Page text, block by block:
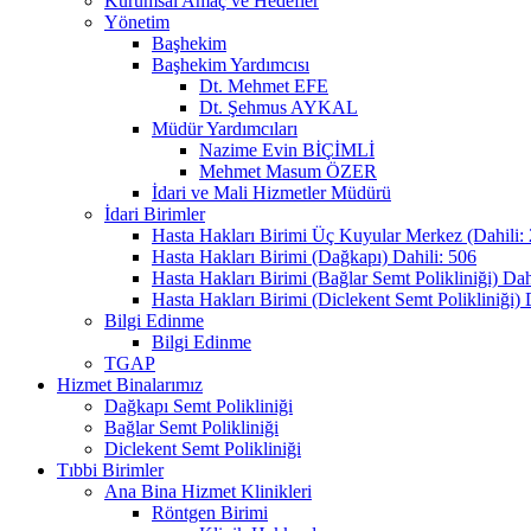
Yönetim
Başhekim
Başhekim Yardımcısı
Dt. Mehmet EFE
Dt. Şehmus AYKAL
Müdür Yardımcıları
Nazime Evin BİÇİMLİ
Mehmet Masum ÖZER
İdari ve Mali Hizmetler Müdürü
İdari Birimler
Hasta Hakları Birimi Üç Kuyular Merkez (Dahili:
Hasta Hakları Birimi (Dağkapı) Dahili: 506
Hasta Hakları Birimi (Bağlar Semt Polikliniği)
Hasta Hakları Birimi (Diclekent Semt Polikliniği)
Bilgi Edinme
Bilgi Edinme
TGAP
Hizmet Binalarımız
Dağkapı Semt Polikliniği
Bağlar Semt Polikliniği
Diclekent Semt Polikliniği
Tıbbi Birimler
Ana Bina Hizmet Klinikleri
Röntgen Birimi